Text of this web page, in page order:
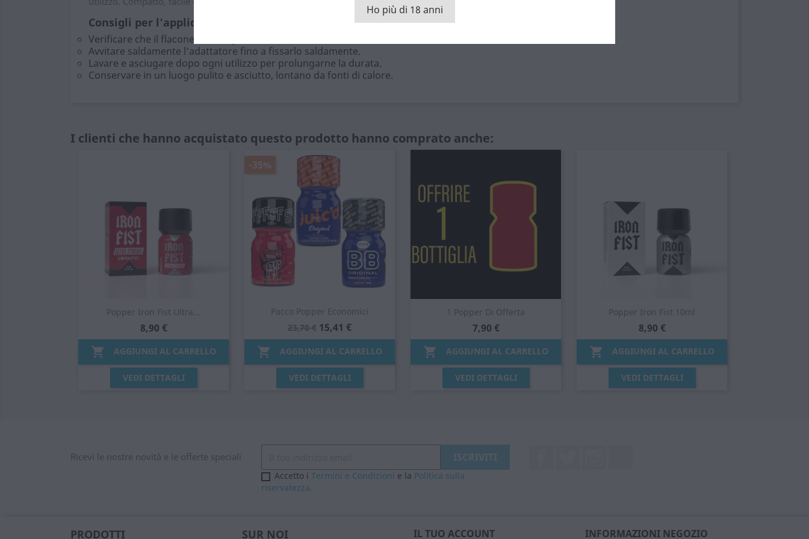
Consigli per l'applicazione
Verificare che il flacone sia compatibile con una filettatura DIN 20.
Avvitare saldamente l'adattatore fino a fissarlo saldamente.
Lavare e asciugare dopo ogni utilizzo per prolungarne la durata.
Conservare in un luogo pulito e asciutto, lontano da fonti di calore.
I clienti che hanno acquistato questo prodotto hanno comprato anche:
Popper Iron Fist Ultra...
8,90 €
 AGGIUNGI AL CARRELLO
VEDI DETTAGLI

Pacco Popper Economici
23,70 € 15,41 €
 AGGIUNGI AL CARRELLO
VEDI DETTAGLI
-35%

1 Popper Di Offerta
7,90 €
 AGGIUNGI AL CARRELLO
VEDI DETTAGLI

Popper Iron Fist 10ml
8,90 €
 AGGIUNGI AL CARRELLO
VEDI DETTAGLI

Ricevi le nostre novità e le offerte speciali
Accetto i Termini e Condizioni e la Politica sulla
riservatezza.
PRODOTTI SUR NOI IL TUO ACCOUNT INFORMAZIONI NEGOZIO
Ho più di 18 anni